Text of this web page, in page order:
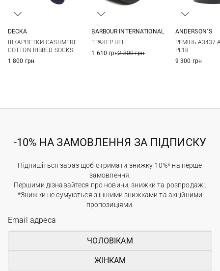
DECKA
ШКАРПЕТКИ CASHMERE
COTTON RIBBED SOCKS
1 800 грн
BARBOUR INTERNATIONAL
ТРАКЕР HELI
1 610 грн2 300 грн
110
ANDERSON`S
РЕМІНЬ A3437
PL18
9 300 грн
-10% НА ЗАМОВЛЕННЯ ЗА ПІДПИСКУ
Підпишіться зараз щоб отримати знижку 10%* на перше
замовлення.
Першими дізнавайтеся про новини, знижки та розпродажі.
*Знижки не сумуються з іншими знижками та акційними
пропозиціями.
ЧОЛОВІКАМ
ЖІНКАМ